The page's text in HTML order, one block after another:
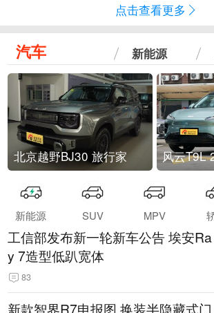
点击查看更多
汽车 新能源
北京越野BJ30 旅行家 风云T9L
新能源 SUV MPV
工信部发布新一轮新车公告 埃安Ra
y 7造型低趴宽体
83
新款智界R7申报图 换装半隐藏式门